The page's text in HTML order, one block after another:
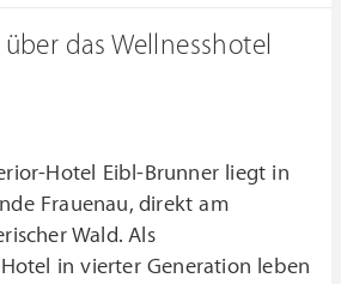
das Wellnesshotel
Hotel Eibl-Brunner liegt in
Frauenau, direkt am
Wald. Als
in vierter Generation leben